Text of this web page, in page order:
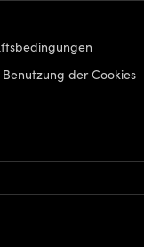
der Cookies